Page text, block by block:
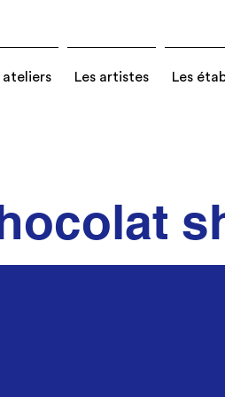
ateliers Les artistes Les